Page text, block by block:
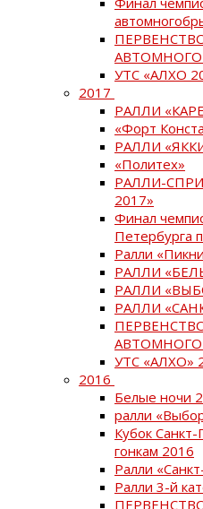
УТС «АЛХО
2017
РАЛЛИ
«Форт
РАЛЛИ
«Политех»
РАЛЛИ-
2017»
Финал
Петербурга
Ралли
РАЛЛИ
РАЛЛИ
РАЛЛИ
УТС «АЛХО»
2016
Белые ночи
ралли
Кубок
гонкам 2016
Ралли
Ралли 3-й